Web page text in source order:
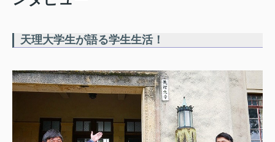
天理大学生が語る学生生活！